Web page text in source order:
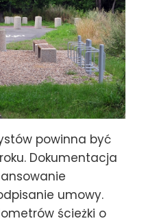
powinna być
Dokumentacja
umowy.
ścieżki o